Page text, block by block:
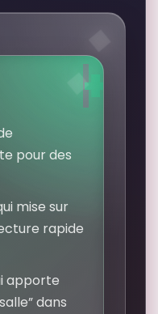
pour des
mise sur
rapide
apporte
dans